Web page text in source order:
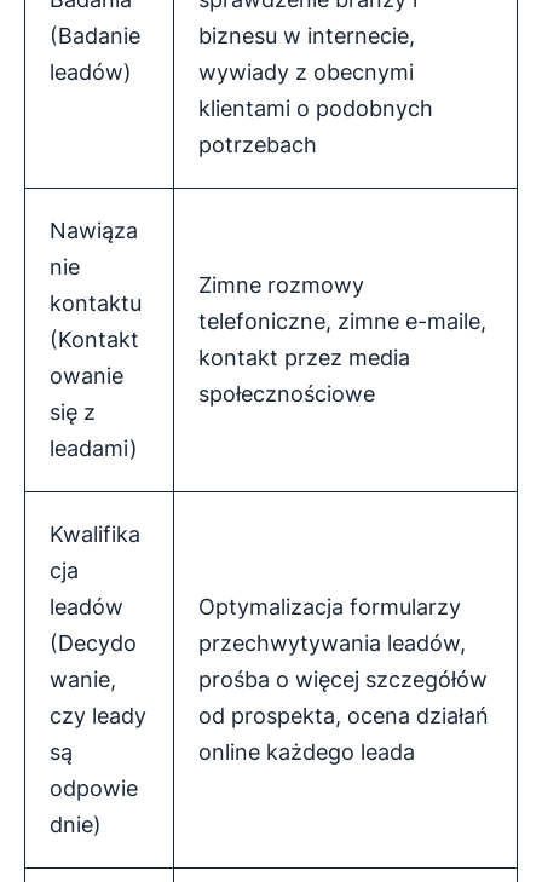
(Badanie
leadów)
biznesu w internecie,
wywiady z obecnymi
klientami o podobnych
potrzebach
Nawiąza
nie
kontaktu
(Kontakt
owanie
się z
leadami)
Zimne rozmowy
telefoniczne, zimne e-maile,
kontakt przez media
społecznościowe
Kwalifika
cja
leadów
(Decydo
wanie,
czy leady
są
odpowie
dnie)
Optymalizacja formularzy
przechwytywania leadów,
prośba o więcej szczegółów
od prospekta, ocena działań
online każdego leada